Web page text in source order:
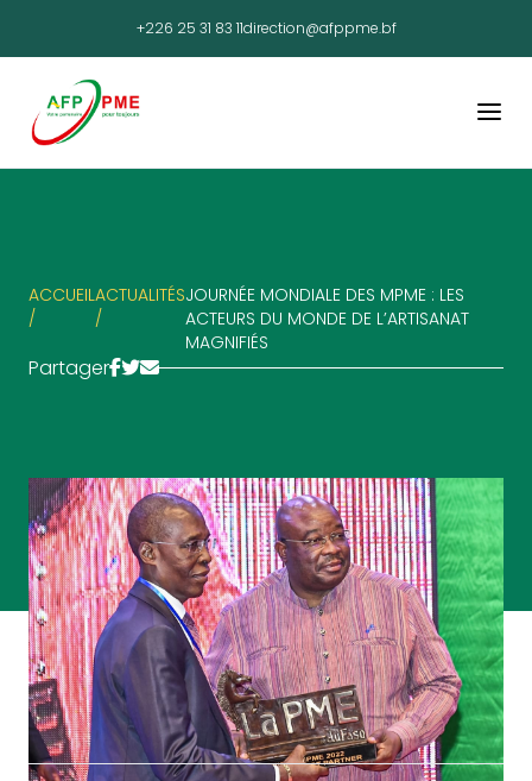
+226 25 31 83 11direction@afppme.bf
ACCUEIL
/
ACTUALITÉS
/
JOURNÉE MONDIALE DES MPME : LES
ACTEURS DU MONDE DE L’ARTISANAT
MAGNIFIÉS
Partager